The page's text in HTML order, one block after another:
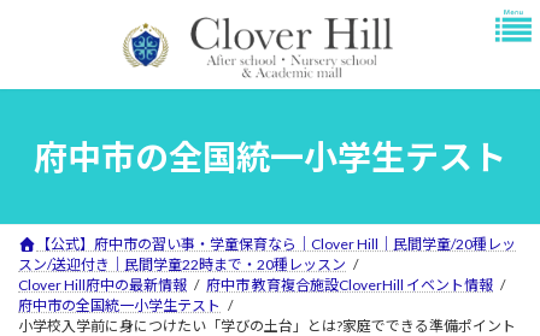
プ
動
府中市の全国統一小学生テスト
【公式】府中市の習い事・学童保育なら｜Clover Hill｜民間学童/20種レッ
スン/送迎付き｜民間学童22時まで・20種レッスン
Clover Hill府中の最新情報
府中市 教育複合施設CloverHill イベント情報
府中市の全国統一小学生テスト
小学校入学前に身につけたい「学びの土台」とは?家庭でできる準備ポイント